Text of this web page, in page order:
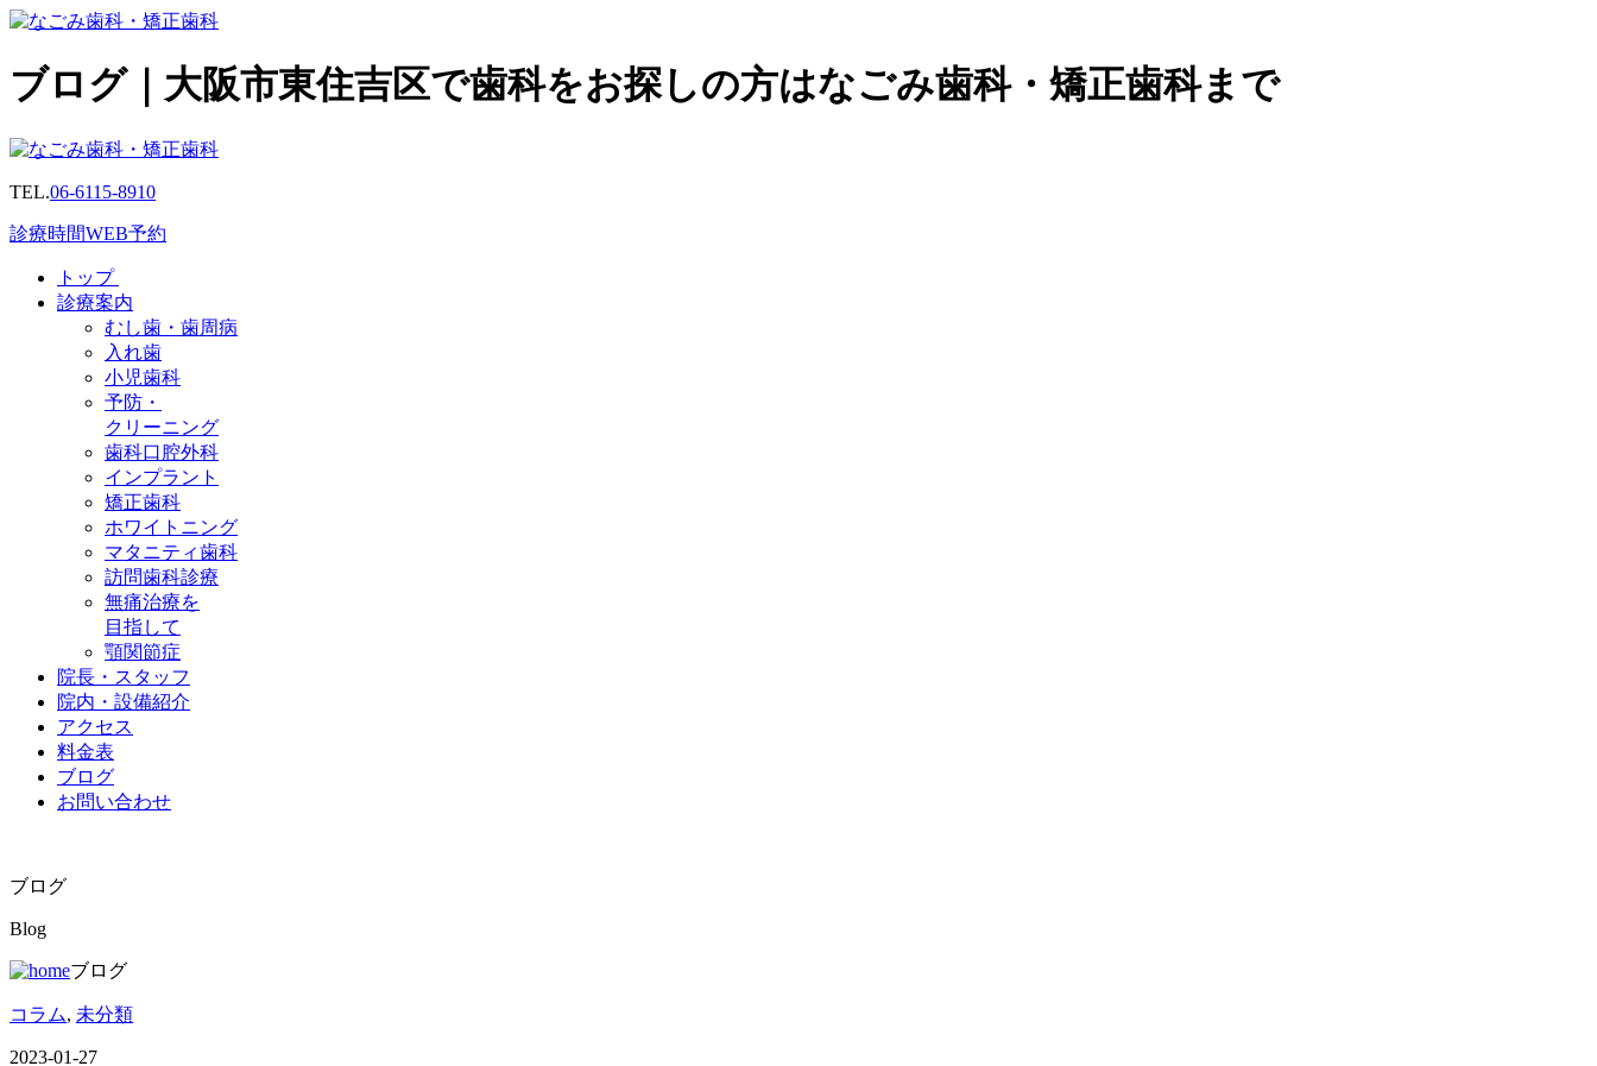
ブログ｜大阪市東住吉区で歯科をお探しの方はなごみ歯科・矯正歯科まで
TEL.06-6115-8910
診療時間WEB予約
トップ
診療案内
むし歯・歯周病
入れ歯
小児歯科
予防・
クリーニング
歯科口腔外科
インプラント
矯正歯科
ホワイトニング
マタニティ歯科
訪問歯科診療
無痛治療を
目指して
顎関節症
院長・スタッフ
院内・設備紹介
アクセス
料金表
ブログ
お問い合わせ
ブログ
Blog
ブログ
コラム, 未分類
2023-01-27